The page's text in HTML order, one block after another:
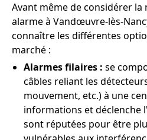
Avant même de considérer la
alarme à Vandœuvre-lès-
connaître les différentes
marché :
Alarmes filaires : se
câbles reliant les
mouvement, etc.) à une
informations et déclenche
sont réputées pour être